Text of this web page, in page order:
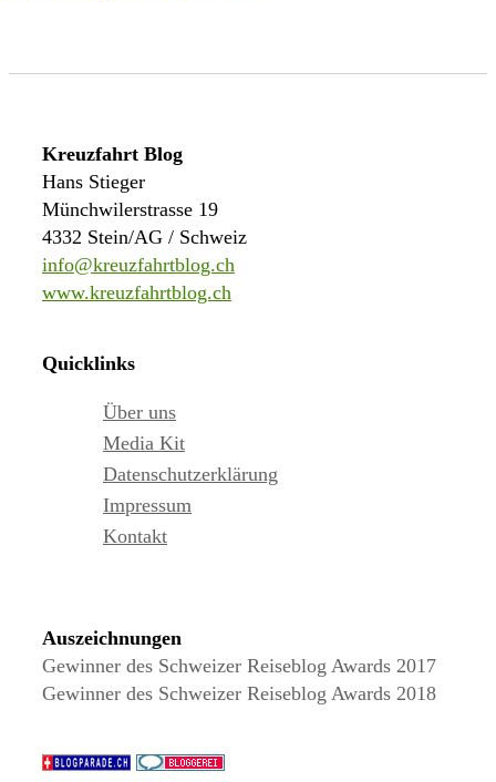
Kreuzfahrt Blog
Hans Stieger
Münchwilerstrasse 19
4332 Stein/AG / Schweiz
info@kreuzfahrtblog.ch
www.kreuzfahrtblog.ch
Quicklinks
Über uns
Media Kit
Datenschutzerklärung
Impressum
Kontakt
Auszeichnungen
Gewinner des Schweizer Reiseblog Awards 2017
Gewinner des Schweizer Reiseblog Awards 2018